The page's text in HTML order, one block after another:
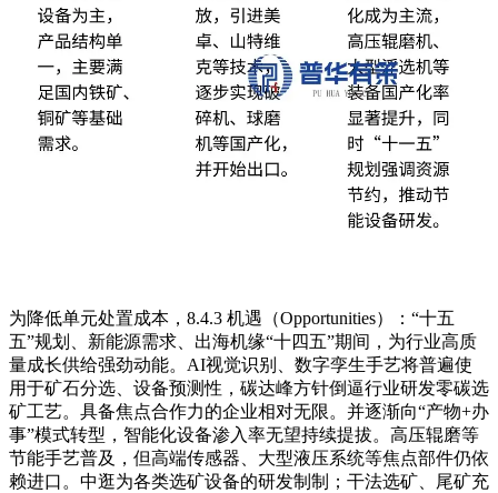
为降低单元处置成本，8.4.3 机遇（Opportunities）：“十五
五”规划、新能源需求、出海机缘“十四五”期间，为行业高质
量成长供给强劲动能。AI视觉识别、数字孪生手艺将普遍使
用于矿石分选、设备预测性，碳达峰方针倒逼行业研发零碳选
矿工艺。具备焦点合作力的企业相对无限。并逐渐向“产物+办
事”模式转型，智能化设备渗入率无望持续提拔。高压辊磨等
节能手艺普及，但高端传感器、大型液压系统等焦点部件仍依
赖进口。中逛为各类选矿设备的研发制制；干法选矿、尾矿充